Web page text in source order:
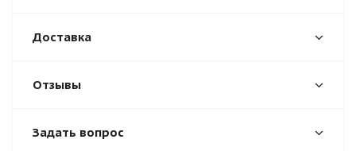
Доставка
Отзывы
Задать вопрос